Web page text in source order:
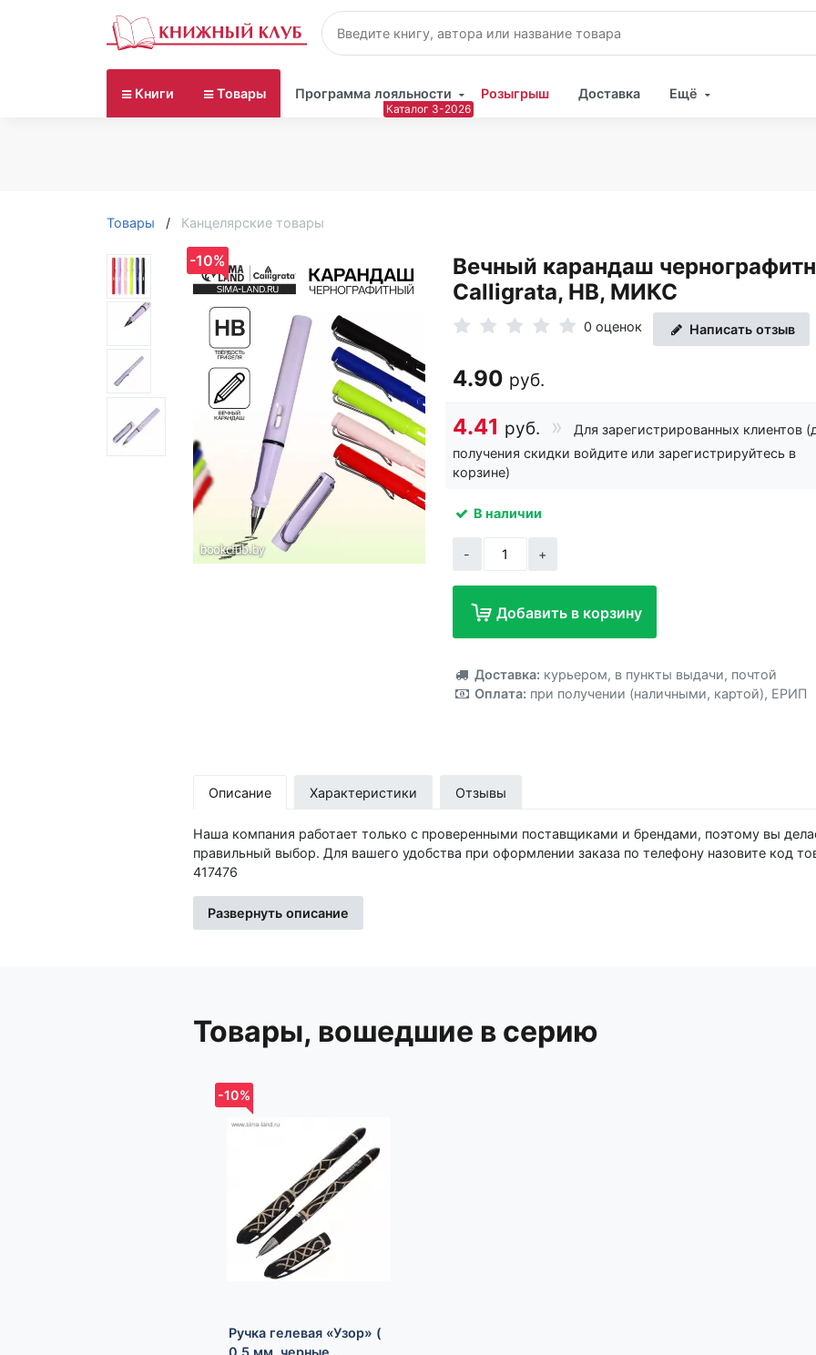
Книги Товары Программа лояльности Розыгрыш Доставка Ещё
Товары Канцелярские товары
-10%
Вечный карандаш
Calligrata, НВ, МИКС
0 оценок Написать отзыв
4.90 руб.
4.41 руб.
Для зарегистрированных клиентов
получения скидки войдите или зарегистрируйтесь в
корзине)
В наличии
- +
Добавить в корзину
Добавлено!
Доставка: курьером, в пункты выдачи, почтой
Оплата: при получении (наличными, картой), ЕРИП
Описание Характеристики Отзывы
Наша компания работает только с проверенными поставщиками и брендами, поэтому вы
правильный выбор. Для вашего удобства при оформлении заказа по телефону назовите код
417476
Изготовитель: Иу Жусима Крафтс Кампани Лимитед, ФЗ, номер 781, Чаочжоу Норс Роад, Иу Сити,
Развернуть описание
Товары, вошедшие в серию
-10%
Ручка гелевая «Узор» (
0,5 мм, черные